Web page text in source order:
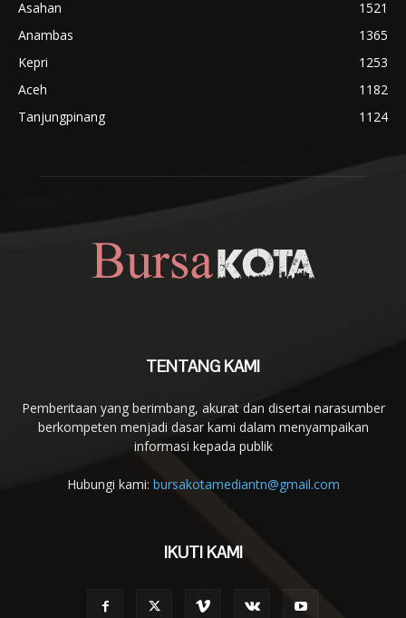
Asahan
1521
Anambas
1365
Kepri
1253
Aceh
1182
Tanjungpinang
1124
TENTANG KAMI
Pemberitaan yang berimbang, akurat dan disertai narasumber
berkompeten menjadi dasar kami dalam menyampaikan
informasi kepada publik
Hubungi kami: bursakotamediantn@gmail.com
IKUTI KAMI